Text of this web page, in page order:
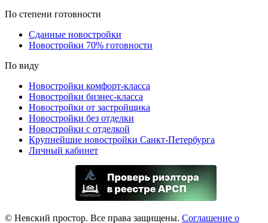
По степени готовности
Сданные новостройки
Новостройки 70% готовности
По виду
Новостройки комфорт-класса
Новостройки бизнес-класса
Новостройки от застройщика
Новостройки без отделки
Новостройки с отделкой
Крупнейшие новостройки Санкт-Петербурга
Личный кабинет
© Невский простор. Все права защищены. Соглашение о